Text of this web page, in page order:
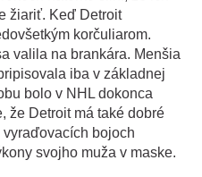
žiariť. Keď Detroit
korčuliarom.
valila na brankára. Menšia
iba v základnej
bolo v NHL dokonca
že Detroit má také dobré
vyraďovacích bojoch
svojho muža v maske.